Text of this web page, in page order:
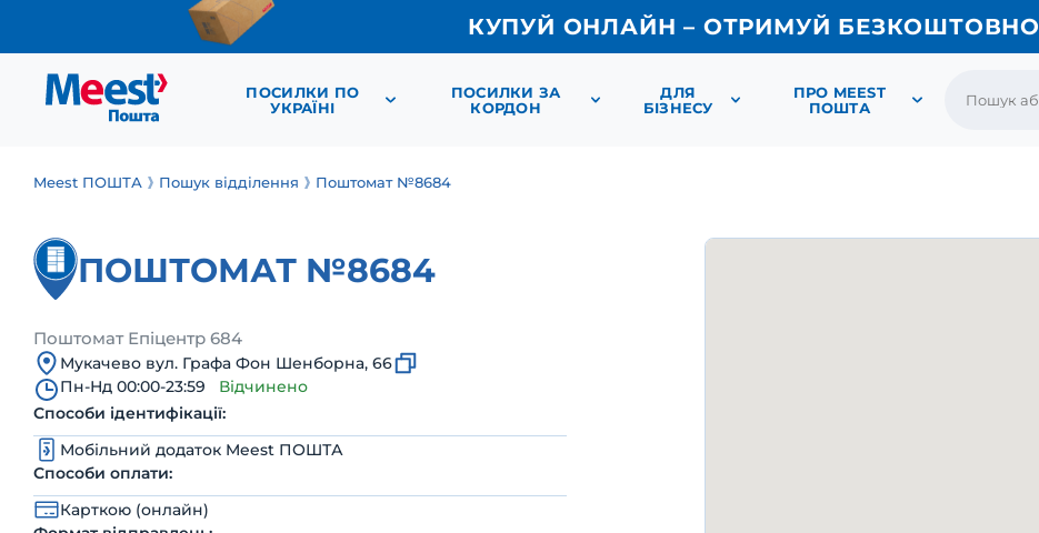
КУПУЙ ОНЛАЙН – ОТРИМУЙ БЕЗКОШТОВНО
ПОСИЛКИ ПО
УКРАЇНІ
ПОСИЛКИ ЗА
КОРДОН
ДЛЯ
БІЗНЕСУ
ПРО MEEST
ПОШТА
Meest ПОШТА Пошук відділення Поштомат №8684
ПОШТОМАТ №8684
Поштомат Епіцентр 684
Мукачево вул. Графа Фон Шенборна, 66
Пн-Нд 00:00-23:59
Відчинено
Способи ідентифікації:
Мобільний додаток Meest ПОШТА
Способи оплати:
Карткою (онлайн)